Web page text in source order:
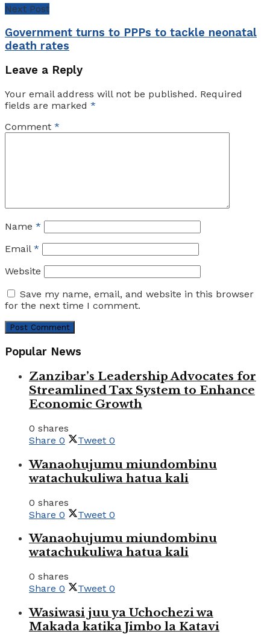
Next Post
Government turns to PPPs to tackle neonatal
death rates
Leave a Reply
Your email address will not be published. Required
fields are marked *
Comment *
Name *
Email *
Website
Save my name, email, and website in this browser
for the next time I comment.
Popular News
Zanzibar’s Leadership Advocates for
Streamlined Tax System to Enhance
Economic Growth
0 shares
Share 0 Tweet 0
Wanaohujumu miundombinu
watachukuliwa hatua kali
0 shares
Share 0 Tweet 0
Wanaohujumu miundombinu
watachukuliwa hatua kali
0 shares
Share 0 Tweet 0
Wasiwasi juu ya Uchochezi wa
Makada katika Jimbo la Katavi